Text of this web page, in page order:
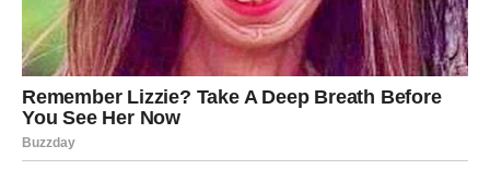
Ribe često vide najbolje u drugima, ali ponekad zaborave
koliko vrijednosti nose u sebi.
Zvijezde vam sada poručuju da prestanete sumnjati u
svoje sposobnosti.